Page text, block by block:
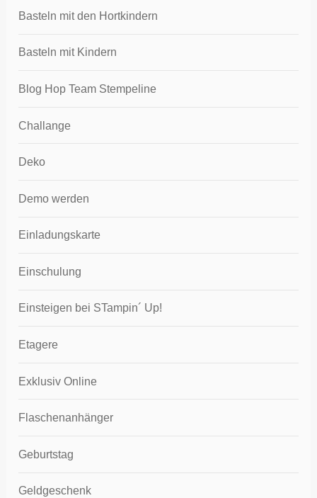
Basteln mit den Hortkindern
Basteln mit Kindern
Blog Hop Team Stempeline
Challange
Deko
Demo werden
Einladungskarte
Einschulung
Einsteigen bei STampin´ Up!
Etagere
Exklusiv Online
Flaschenanhänger
Geburtstag
Geldgeschenk